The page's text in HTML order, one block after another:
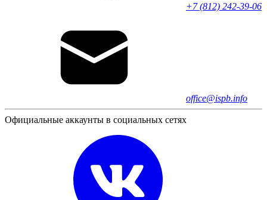
+7 (812) 242-39-06
office@ispb.info
Официальные аккаунты в социальных сетях